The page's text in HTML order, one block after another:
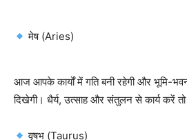
मेष (Aries)
आज आपके कार्यों में गति बनी रहेगी और भूमि-
दिखेगी। धैर्य, उत्साह और संतुलन से कार्य करें तो
वृषभ (Taurus)